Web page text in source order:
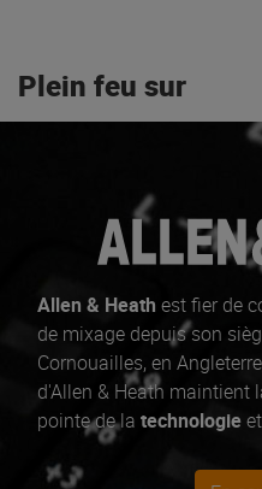
Plein feu sur
Allen & Heath est fier de
de mixage depuis son
Cornouailles, en
d'Allen & Heath maintient
pointe de la technologie
meilleurs matériaux pour
mixage ultime
et des